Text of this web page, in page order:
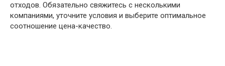
отходов. Обязательно свяжитесь с несколькими
компаниями, уточните условия и выберите оптимальное
соотношение цена-качество.